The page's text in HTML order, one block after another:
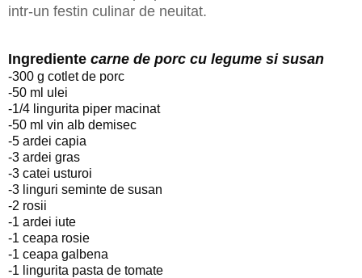
intr-un festin culinar de neuitat.
Ingrediente carne de porc cu legume si susan
-300 g cotlet de porc
-50 ml ulei
-1/4 lingurita piper macinat
-50 ml vin alb demisec
-5 ardei capia
-3 ardei gras
-3 catei usturoi
-3 linguri seminte de susan
-2 rosii
-1 ardei iute
-1 ceapa rosie
-1 ceapa galbena
-1 lingurita pasta de tomate